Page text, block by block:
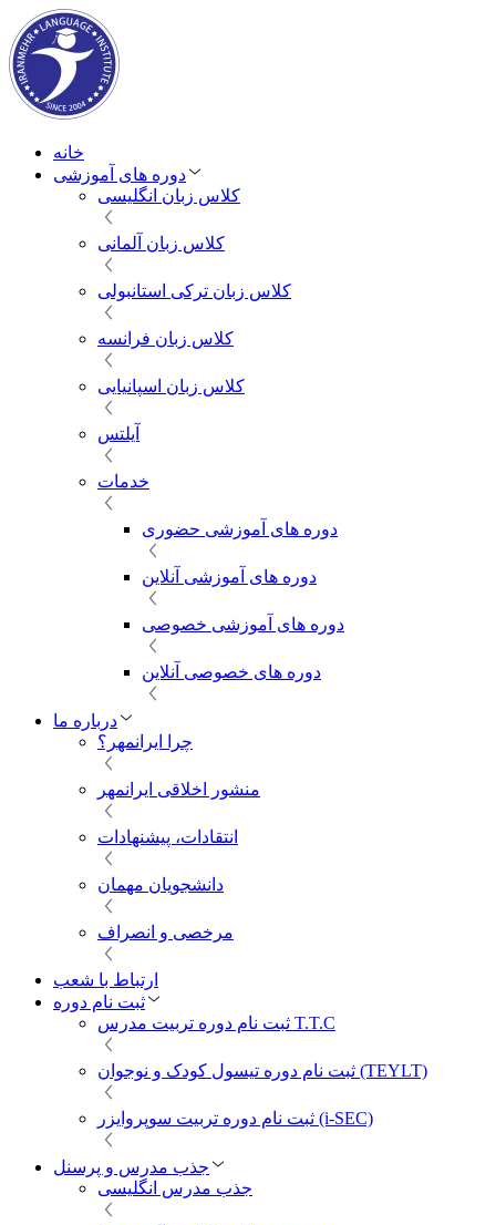
خانه
دوره های آموزشی
کلاس زبان انگلیسی
کلاس زبان آلمانی
کلاس زبان ترکی استانبولی
کلاس زبان فرانسه
کلاس زبان اسپانیایی
آیلتس
خدمات
دوره های آموزشی حضوری
دوره های آموزشی آنلاین
دوره های آموزشی خصوصی
دوره های خصوصی آنلاین
درباره ما
چرا ایرانمهر؟
منشور اخلاقی ایرانمهر
انتقادات، پیشنهادات
دانشجویان مهمان
مرخصی و انصراف
ارتباط با شعب
ثبت نام دوره
ثبت نام دوره تربیت مدرس T.T.C
ثبت نام دوره تیسول کودک و نوجوان (TEYLT)
ثبت نام دوره تربیت سوپروایزر (i-SEC)
جذب مدرس و پرسنل
جذب مدرس انگلیسی